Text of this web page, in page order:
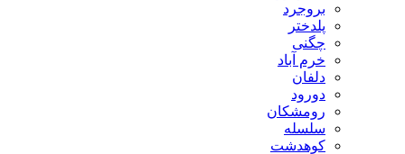
بروجرد
پلدختر
چگنی
خرم آباد
دلفان
دورود
رومشکان
سلسله
کوهدشت